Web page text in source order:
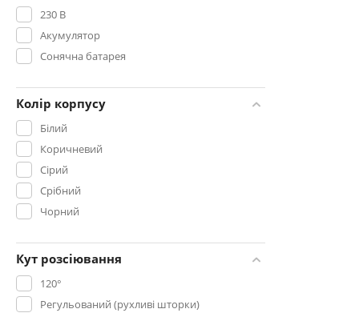
230 В
Акумулятор
Сонячна батарея
Колір корпусу
Білий
Коричневий
Сірий
Срібний
Чорний
Кут розсіювання
120°
Регульований (рухливі шторки)